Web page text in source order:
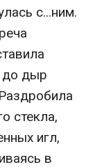
с...ним.
до дыр
стекла,
игл,
в